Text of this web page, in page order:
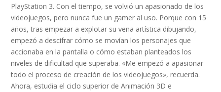
PlayStation 3. Con el tiempo, se volvió un apasionado de los
videojuegos, pero nunca fue un gamer al uso. Porque con 15
años, tras empezar a explotar su vena artística dibujando,
empezó a descifrar cómo se movían los personajes que
accionaba en la pantalla o cómo estaban planteados los
niveles de dificultad que superaba. «Me empezó a apasionar
todo el proceso de creación de los videojuegos», recuerda.
Ahora, estudia el ciclo superior de Animación 3D e